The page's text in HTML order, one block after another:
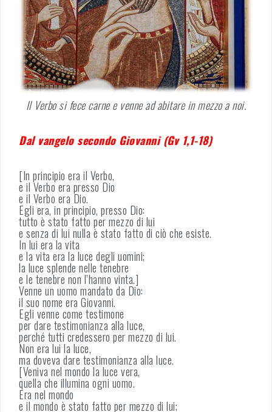
Il Verbo si fece carne e venne ad abitare in mezzo a noi.
Dal vangelo secondo Giovanni (Gv 1,1-18)
[In principio era il Verbo,
e il Verbo era presso Dio
e il Verbo era Dio.
Egli era, in principio, presso Dio:
tutto è stato fatto per mezzo di lui
e senza di lui nulla è stato fatto di ciò che esiste.
In lui era la vita
e la vita era la luce degli uomini;
la luce splende nelle tenebre
e le tenebre non l’hanno vinta.]
Venne un uomo mandato da Dio:
il suo nome era Giovanni.
Egli venne come testimone
per dare testimonianza alla luce,
perché tutti credessero per mezzo di lui.
Non era lui la luce,
ma doveva dare testimonianza alla luce.
[Veniva nel mondo la luce vera,
quella che illumina ogni uomo.
Era nel mondo
e il mondo è stato fatto per mezzo di lui;